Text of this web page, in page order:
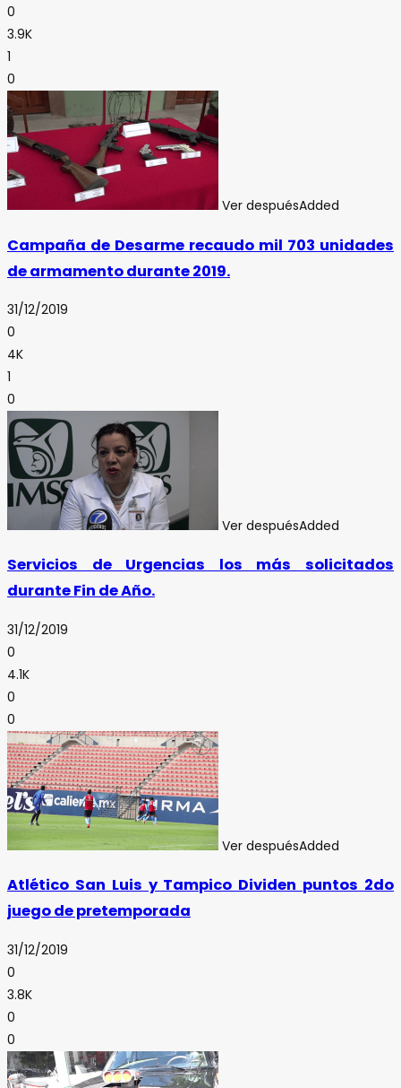
0
3.9K
1
0
Ver despuésAdded
Campaña de Desarme recaudo mil 703 unidades
de armamento durante 2019.
31/12/2019
0
4K
1
0
Ver despuésAdded
Servicios de Urgencias los más solicitados
durante Fin de Año.
31/12/2019
0
4.1K
0
0
Ver despuésAdded
Atlético San Luis y Tampico Dividen puntos 2do
juego de pretemporada
31/12/2019
0
3.8K
0
0